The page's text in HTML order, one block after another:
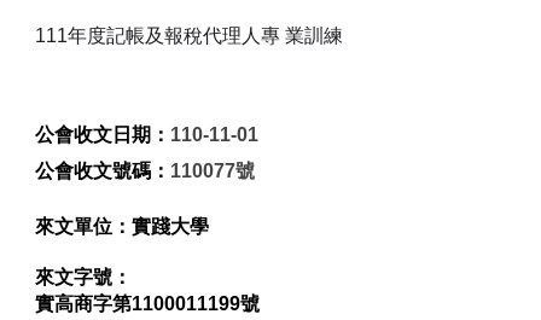
111年度記帳及報稅代理人專 業訓練
公會收文日期： 110-11-01
公會收文號碼： 110077號
來文單位：實踐大學
來文字號：
實高商字第1100011199號